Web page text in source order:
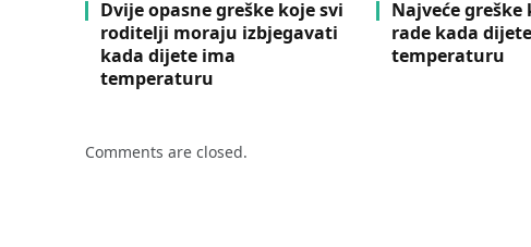
Dvije opasne greške koje svi
roditelji moraju izbjegavati
kada dijete ima
temperaturu
Najveće
rade kada
temperaturu
Comments are closed.